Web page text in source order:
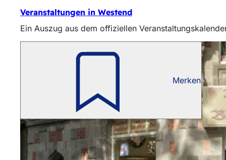
Veranstaltungen in Westend
Ein Auszug aus dem offiziellen
Merken